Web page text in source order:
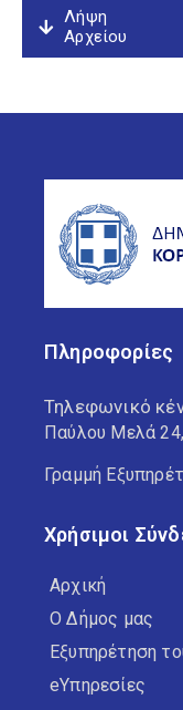
Λήψη
Αρχείου
Πληροφορίες
Τηλεφωνικό
Παύλου Μελά
Γραμμή
Χρήσιμοι
Αρχική
Ο Δήμος μας
Εξυπηρέτηση
eΥπηρεσίες